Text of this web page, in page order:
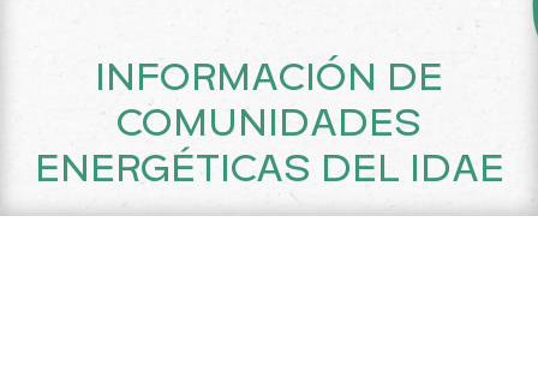
INFORMACIÓN DE
COMUNIDADES
ENERGÉTICAS DEL IDAE